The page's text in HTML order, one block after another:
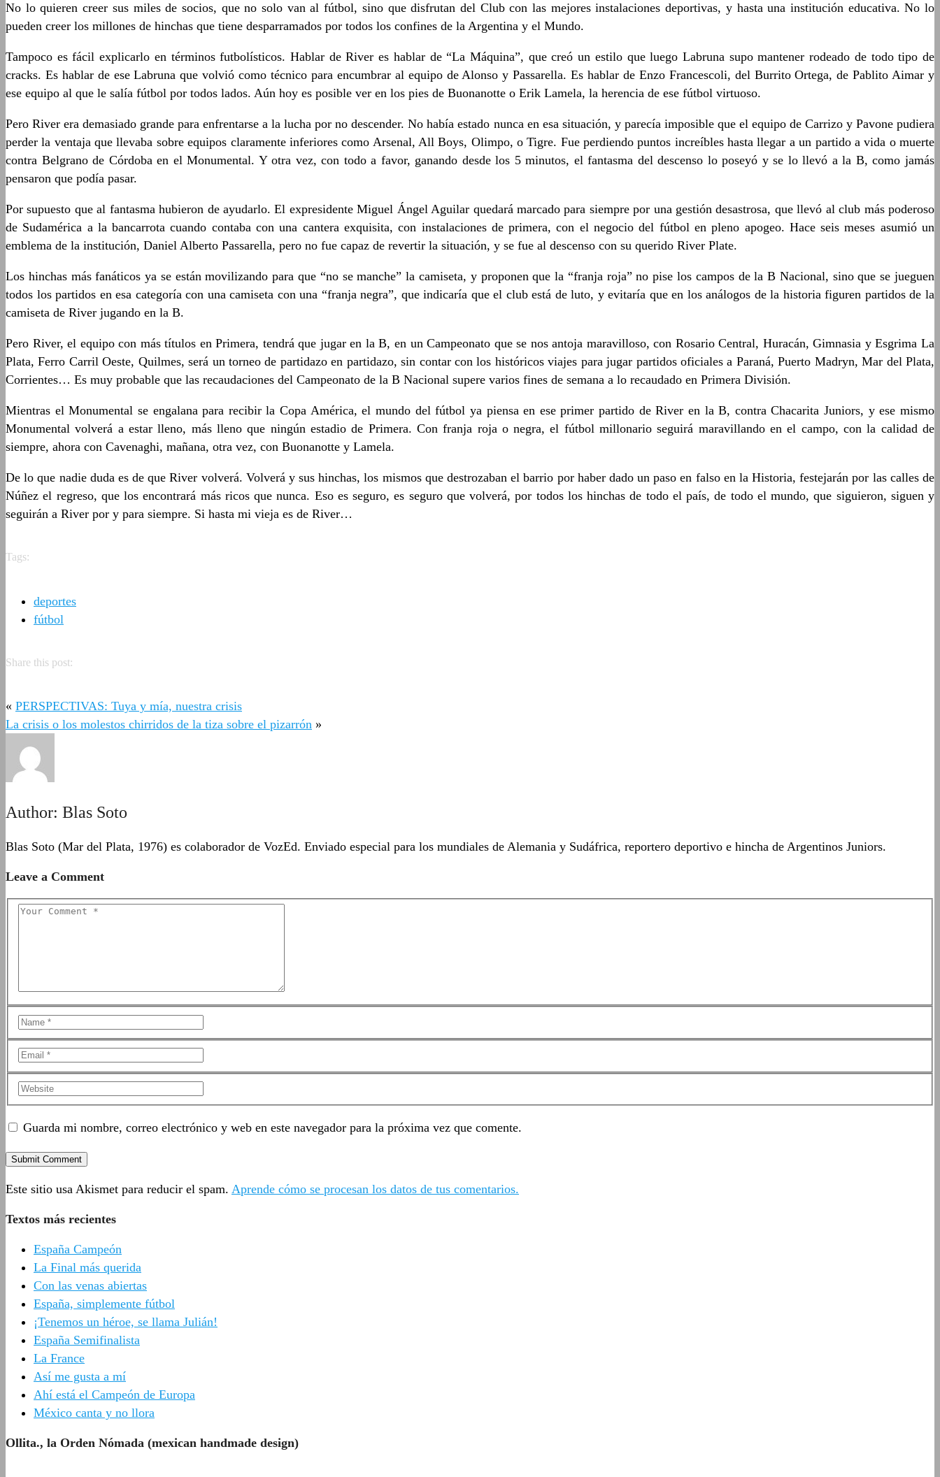
No lo quieren creer sus miles de socios, que no solo van al fútbol, sino que disfrutan del Club con las mejores instalaciones deportivas, y hasta una institución educativa. No lo
pueden creer los millones de hinchas que tiene desparramados por todos los confines de la Argentina y el Mundo.
Tampoco es fácil explicarlo en términos futbolísticos. Hablar de River es hablar de “La Máquina”, que creó un estilo que luego Labruna supo mantener rodeado de todo tipo de
cracks. Es hablar de ese Labruna que volvió como técnico para encumbrar al equipo de Alonso y Passarella. Es hablar de Enzo Francescoli, del Burrito Ortega, de Pablito Aimar y
ese equipo al que le salía fútbol por todos lados. Aún hoy es posible ver en los pies de Buonanotte o Erik Lamela, la herencia de ese fútbol virtuoso.
Pero River era demasiado grande para enfrentarse a la lucha por no descender. No había estado nunca en esa situación, y parecía imposible que el equipo de Carrizo y Pavone pudiera
perder la ventaja que llevaba sobre equipos claramente inferiores como Arsenal, All Boys, Olimpo, o Tigre. Fue perdiendo puntos increíbles hasta llegar a un partido a vida o muerte
contra Belgrano de Córdoba en el Monumental. Y otra vez, con todo a favor, ganando desde los 5 minutos, el fantasma del descenso lo poseyó y se lo llevó a la B, como jamás
pensaron que podía pasar.
Por supuesto que al fantasma hubieron de ayudarlo. El expresidente Miguel Ángel Aguilar quedará marcado para siempre por una gestión desastrosa, que llevó al club más poderoso
de Sudamérica a la bancarrota cuando contaba con una cantera exquisita, con instalaciones de primera, con el negocio del fútbol en pleno apogeo. Hace seis meses asumió un
emblema de la institución, Daniel Alberto Passarella, pero no fue capaz de revertir la situación, y se fue al descenso con su querido River Plate.
Los hinchas más fanáticos ya se están movilizando para que “no se manche” la camiseta, y proponen que la “franja roja” no pise los campos de la B Nacional, sino que se jueguen
todos los partidos en esa categoría con una camiseta con una “franja negra”, que indicaría que el club está de luto, y evitaría que en los análogos de la historia figuren partidos de la
camiseta de River jugando en la B.
Pero River, el equipo con más títulos en Primera, tendrá que jugar en la B, en un Campeonato que se nos antoja maravilloso, con Rosario Central, Huracán, Gimnasia y Esgrima La
Plata, Ferro Carril Oeste, Quilmes, será un torneo de partidazo en partidazo, sin contar con los históricos viajes para jugar partidos oficiales a Paraná, Puerto Madryn, Mar del Plata,
Corrientes… Es muy probable que las recaudaciones del Campeonato de la B Nacional supere varios fines de semana a lo recaudado en Primera División.
Mientras el Monumental se engalana para recibir la Copa América, el mundo del fútbol ya piensa en ese primer partido de River en la B, contra Chacarita Juniors, y ese mismo
Monumental volverá a estar lleno, más lleno que ningún estadio de Primera. Con franja roja o negra, el fútbol millonario seguirá maravillando en el campo, con la calidad de
siempre, ahora con Cavenaghi, mañana, otra vez, con Buonanotte y Lamela.
De lo que nadie duda es de que River volverá. Volverá y sus hinchas, los mismos que destrozaban el barrio por haber dado un paso en falso en la Historia, festejarán por las calles de
Núñez el regreso, que los encontrará más ricos que nunca. Eso es seguro, es seguro que volverá, por todos los hinchas de todo el país, de todo el mundo, que siguieron, siguen y
seguirán a River por y para siempre. Si hasta mi vieja es de River…
Tags:
deportes
fútbol
Share this post:
« PERSPECTIVAS: Tuya y mía, nuestra crisis
La crisis o los molestos chirridos de la tiza sobre el pizarrón »
Author: Blas Soto
Blas Soto (Mar del Plata, 1976) es colaborador de VozEd. Enviado especial para los mundiales de Alemania y Sudáfrica, reportero deportivo e hincha de Argentinos Juniors.
Leave a Comment
Guarda mi nombre, correo electrónico y web en este navegador para la próxima vez que comente.
Este sitio usa Akismet para reducir el spam. Aprende cómo se procesan los datos de tus comentarios.
Textos más recientes
España Campeón
La Final más querida
Con las venas abiertas
España, simplemente fútbol
¡Tenemos un héroe, se llama Julián!
España Semifinalista
La France
Así me gusta a mí
Ahí está el Campeón de Europa
México canta y no llora
Ollita., la Orden Nómada (mexican handmade design)